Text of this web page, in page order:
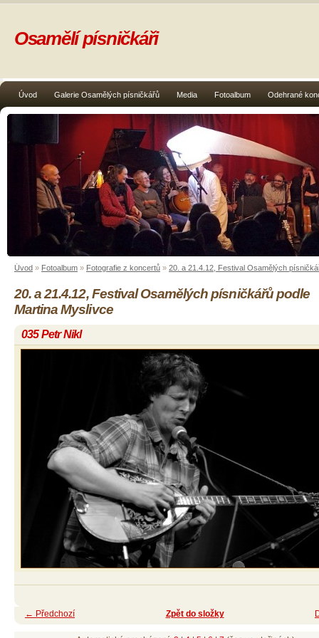
Úvod Galerie Osamělých písničkářů Media Fotoalbum Odehrané
Osamělí písničkáři
Úvod » Fotoalbum » Fotografie z koncertů » 20. a 21.4.12, Festival Osamělých
20. a 21.4.12, Festival Osamělých písničkářů podle
Martina Myslivce
035 Petr Nikl
← Předchozí Zpět do složky